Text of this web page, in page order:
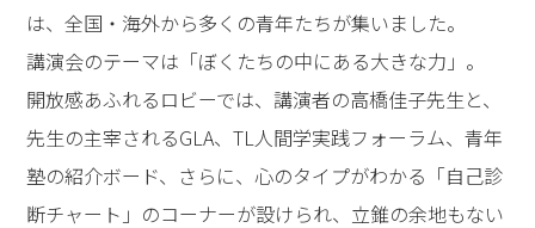
は、全国・海外から多くの青年たちが集いました。
講演会のテーマは「ぼくたちの中にある大きな力」。
開放感あふれるロビーでは、講演者の高橋佳子先生と、
先生の主宰されるGLA、TL人間学実践フォーラム、青年
塾の紹介ボード、さらに、心のタイプがわかる「自己診
断チャート」のコーナーが設けられ、立錐の余地もない